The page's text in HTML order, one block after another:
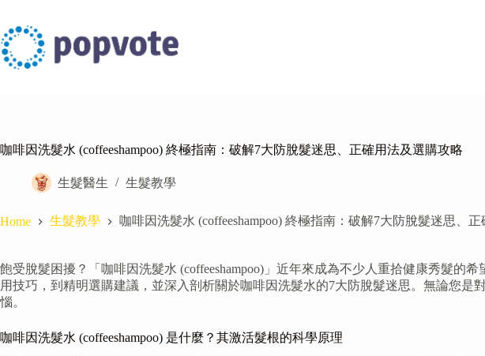
content
咖啡因洗髮水 (coffeeshampoo) 終極指南：破解7大防脫髮迷思、正確用法及選購攻略
生髮醫生 生髮教學
Home 生髮教學 咖啡因洗髮水 (coffeeshampoo) 終極指南：破解7大防脫髮迷思、
飽受脫髮困擾？「咖啡因洗髮水 (coffeeshampoo)」近年來成為不少人重拾健康秀髮
用技巧，到精明選購建議，並深入剖析關於咖啡因洗髮水的7大防脫髮迷思。無論您
惱。
咖啡因洗髮水 (coffeeshampoo) 是什麼？其激活髮根的科學原理